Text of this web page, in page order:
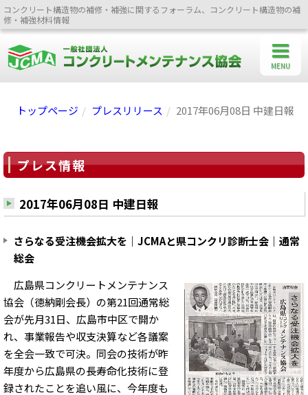
コンクリート構造物の補修・補強に関するフォーラム、コンクリート構造物の補
修・補強材料情報
トップページ プレスリリース 2017年06月08日 中建日報
プレス情報
2017年06月08日 中建日報
さらなる受注機会拡大を｜JCMAと県コンクリ診断士会｜通常
総会
広島県コンクリートメンテナンス
協会（徳納剛会長）の第21回通常総
会が先月31日、広島市中区で開か
れ、事業報告や収支決算など各議案
を全会一致で可決。同会の技術が昨
年度から広島県の長寿命化技術に登
録されたことを追い風に、今年度も
MENU